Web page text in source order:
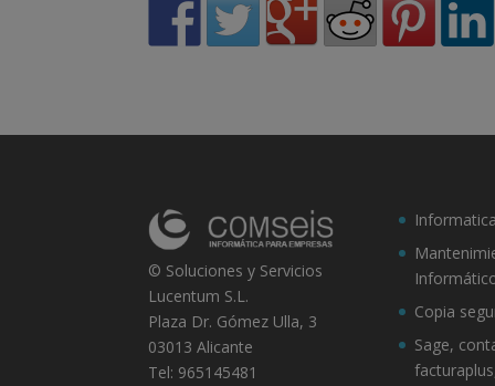
© Soluciones y Servicios
Lucentum S.L.
Plaza Dr. Gómez Ulla, 3
03013 Alicante
Tel: 965145481
Copia
Sage,